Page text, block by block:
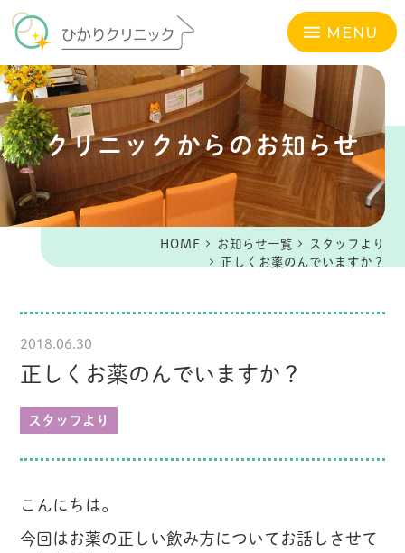
MENU
クリニックからのお知らせ
HOME お知らせ一覧
スタッフより
正しくお薬のんでいますか？
2018.06.30
正しくお薬のんでいますか？
スタッフより
こんにちは。
今回はお薬の正しい飲み方についてお話しさせて